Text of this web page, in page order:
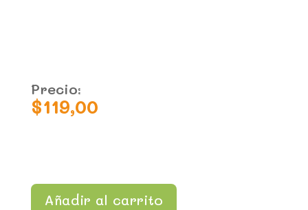
Precio:
$119,00
Añadir al carrito